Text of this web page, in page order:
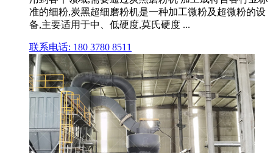
准的细粉,炭黑超细磨粉机是一种加工微粉及超微粉的设
备,主要适用于中、低硬度,莫氏硬度 ...
联系电话: 180 3780 8511